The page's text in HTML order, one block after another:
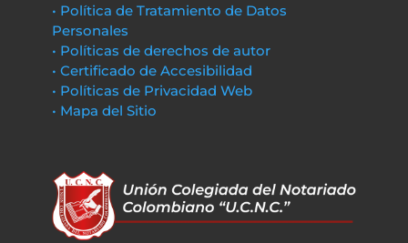
• Política de Tratamiento de Datos
Personales
• Políticas de derechos de autor
• Certificado de Accesibilidad
• Políticas de Privacidad Web
• Mapa del Sitio